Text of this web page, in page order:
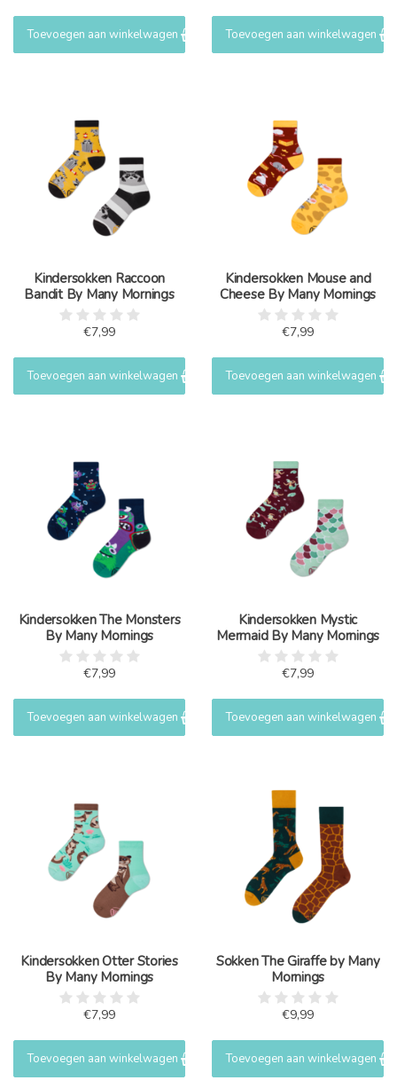
Toevoegen aan winkelwagen Toevoegen aan winkelwagen
Kindersokken Raccoon
Bandit By Many Mornings
€7,99
Toevoegen aan winkelwagen
Kindersokken Mouse and
Cheese By Many Mornings
€7,99
Toevoegen aan winkelwagen
Kindersokken The Monsters
By Many Mornings
€7,99
Toevoegen aan winkelwagen
Kindersokken Mystic
Mermaid By Many Mornings
€7,99
Toevoegen aan winkelwagen
Kindersokken Otter Stories
By Many Mornings
€7,99
Toevoegen aan winkelwagen
Sokken The Giraffe by Many
Mornings
€9,99
Toevoegen aan winkelwagen